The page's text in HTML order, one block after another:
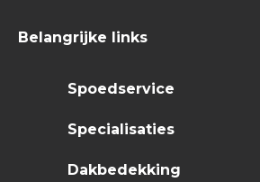
Belangrijke links
Spoedservice
Specialisaties
Dakbedekking